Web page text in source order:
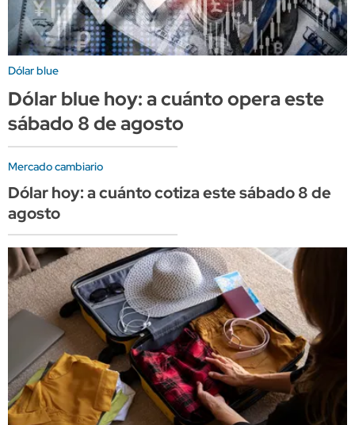
Dólar blue
Dólar blue hoy: a cuánto opera este
sábado 8 de agosto
Mercado cambiario
Dólar hoy: a cuánto cotiza este sábado 8 de
agosto